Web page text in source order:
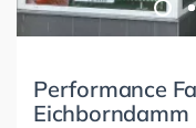
Performance
Eichborndamm